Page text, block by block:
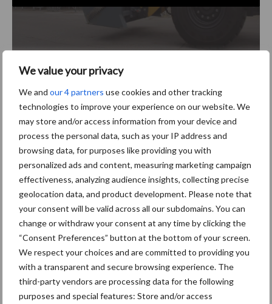
We value your privacy
We and our 4 partners use cookies and other tracking
technologies to improve your experience on our website. We
may store and/or access information from your device and
process the personal data, such as your IP address and
browsing data, for purposes like providing you with
personalized ads and content, measuring marketing campaign
effectiveness, analyzing audience insights, collecting precise
geolocation data, and product development. Please note that
your consent will be valid across all our subdomains. You can
change or withdraw your consent at any time by clicking the
“Consent Preferences” button at the bottom of your screen.
We respect your choices and are committed to providing you
with a transparent and secure browsing experience. The
third-party vendors are processing data for the following
purposes and special features: Store and/or access
Ook wordt er geleidelijk gelost wat de belasting in de
Doordat de cilinders in de bak verwerkt zijn kan er kort tegen de
silowand gehapt worden wat ruwvoerresten beperkt. De
speciale messen snijden vloeiend door uw kuil wat resulteert in
een strak snijbeeld. Tevens zorgt dit voor minder krachten op de
happer en op uw voorlader, shovel of verreiker.
HelpBertnaar de winst en stem!
Vindt u dat Bert moet winnen en deKHXL-kuilhapperop het
melkveebedrijf in Appingedam moet komen te staan? Stem
hieronder of ga naarwww.melkveebedrijf.nl/winactie-flingk/